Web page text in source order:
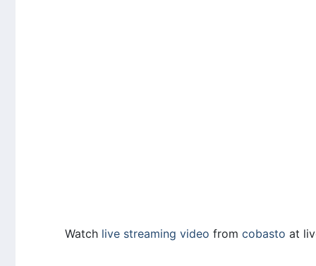
Watch live streaming video from cobasto at